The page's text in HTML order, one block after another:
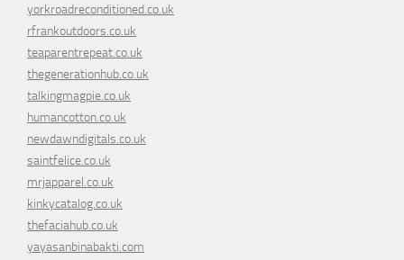
yorkroadreconditioned.co.uk
rfrankoutdoors.co.uk
teaparentrepeat.co.uk
thegenerationhub.co.uk
talkingmagpie.co.uk
humancotton.co.uk
newdawndigitals.co.uk
saintfelice.co.uk
mrjapparel.co.uk
kinkycatalog.co.uk
thefaciahub.co.uk
yayasanbinabakti.com